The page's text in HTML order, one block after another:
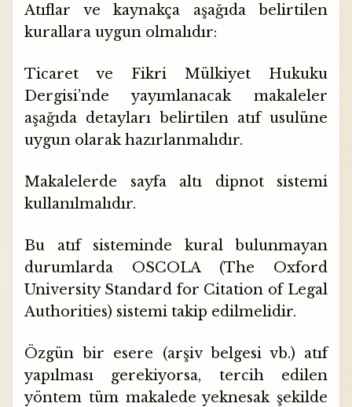
Atıflar ve kaynakça aşağıda belirtilen
kurallara uygun olmalıdır:
Ticaret ve Fikri Mülkiyet Hukuku
Dergisi’nde yayımlanacak makaleler
aşağıda detayları belirtilen atıf usulüne
uygun olarak hazırlanmalıdır.
Makalelerde sayfa altı dipnot sistemi
kullanılmalıdır.
Bu atıf sisteminde kural bulunmayan
durumlarda OSCOLA (The Oxford
University Standard for Citation of Legal
Authorities) sistemi takip edilmelidir.
Özgün bir esere (arşiv belgesi vb.) atıf
yapılması gerekiyorsa, tercih edilen
yöntem tüm makalede yeknesak şekilde